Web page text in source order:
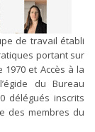
de travail établi
portant sur
et Accès à la
du Bureau
délégués inscrits
des membres du